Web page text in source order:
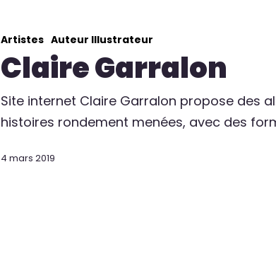
Artistes Auteur Illustrateur
Claire Garralon
Site internet Claire Garralon propose des
histoires rondement menées, avec des
4 mars 2019